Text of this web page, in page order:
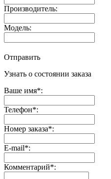
Производитель:
Модель:
Отправить
Узнать о состоянии заказа
Ваше имя*:
Телефон*:
Номер заказа*:
E-mail*:
Комментарий*: